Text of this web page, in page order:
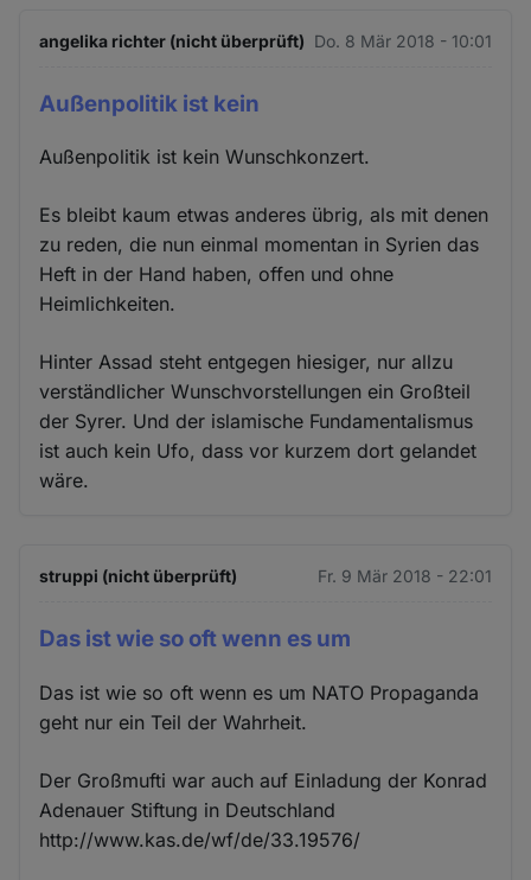
angelika richter (nicht überprüft) Do. 8 Mär 2018 - 10:01
Außenpolitik ist kein
Außenpolitik ist kein Wunschkonzert.
Es bleibt kaum etwas anderes übrig, als mit denen
zu reden, die nun einmal momentan in Syrien das
Heft in der Hand haben, offen und ohne
Heimlichkeiten.
Hinter Assad steht entgegen hiesiger, nur allzu
verständlicher Wunschvorstellungen ein Großteil
der Syrer. Und der islamische Fundamentalismus
ist auch kein Ufo, dass vor kurzem dort gelandet
wäre.
struppi (nicht überprüft) Fr. 9 Mär 2018 - 22:01
Das ist wie so oft wenn es um
Das ist wie so oft wenn es um NATO Propaganda
geht nur ein Teil der Wahrheit.
Der Großmufti war auch auf Einladung der Konrad
Adenauer Stiftung in Deutschland
http://www.kas.de/wf/de/33.19576/